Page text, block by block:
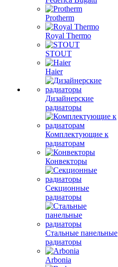
Protherm
Royal Thermo
STOUT
Haier
Дизайнерские
радиаторы
Комплектующие к
радиаторам
Конвекторы
Секционные
радиаторы
Стальные панельные
радиаторы
Arbonia